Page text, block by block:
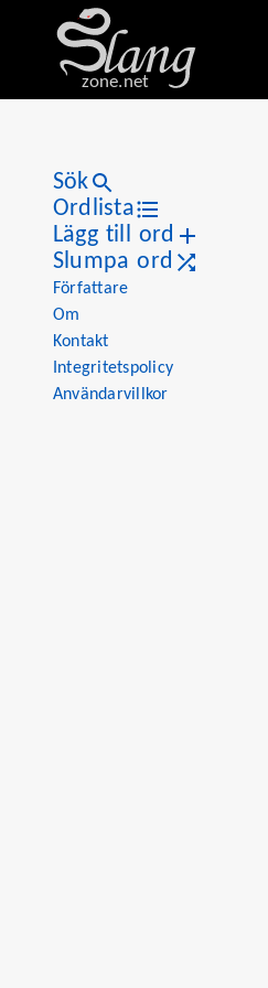
zone.net
Sök
Ordlista
Lägg till ord
Slumpa ord
Författare
Om
Kontakt
Integritetspolicy
Användarvillkor